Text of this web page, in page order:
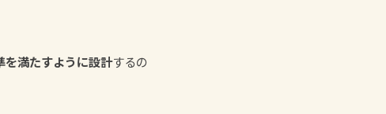
を満たすように設計するの